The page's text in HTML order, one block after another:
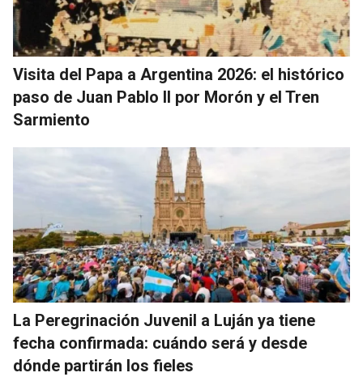
Visita del Papa a Argentina 2026: el histórico
paso de Juan Pablo II por Morón y el Tren
Sarmiento
La Peregrinación Juvenil a Luján ya tiene
fecha confirmada: cuándo será y desde
dónde partirán los fieles